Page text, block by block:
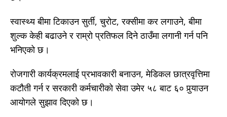
स्वास्थ्य बीमा टिकाउन सुर्ती, चुरोट, रक्सीमा कर लगाउने, बीमा
शुल्क केही बढाउने र राम्रो प्रतिफल दिने ठाउँमा लगानी गर्न पनि
भनिएको छ।
रोजगारी कार्यक्रमलाई प्रभावकारी बनाउन, मेडिकल छात्रवृत्तिमा
कटौती गर्न र सरकारी कर्मचारीको सेवा उमेर ५८ बाट ६० पुर्‍याउन
आयोगले सुझाव दिएको छ।